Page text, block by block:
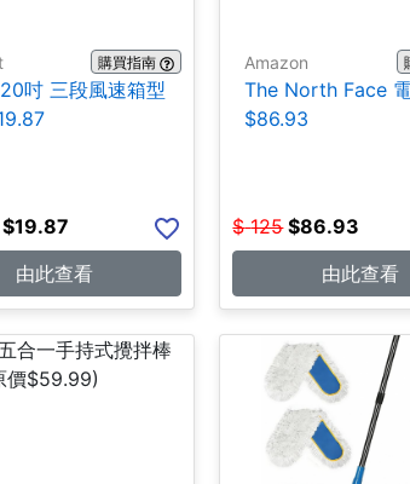
購買指南
吋 三段風速箱型
$19.87
由此查看
Amazon
The North Face
$86.93
$ 125 $86.93
由此查看